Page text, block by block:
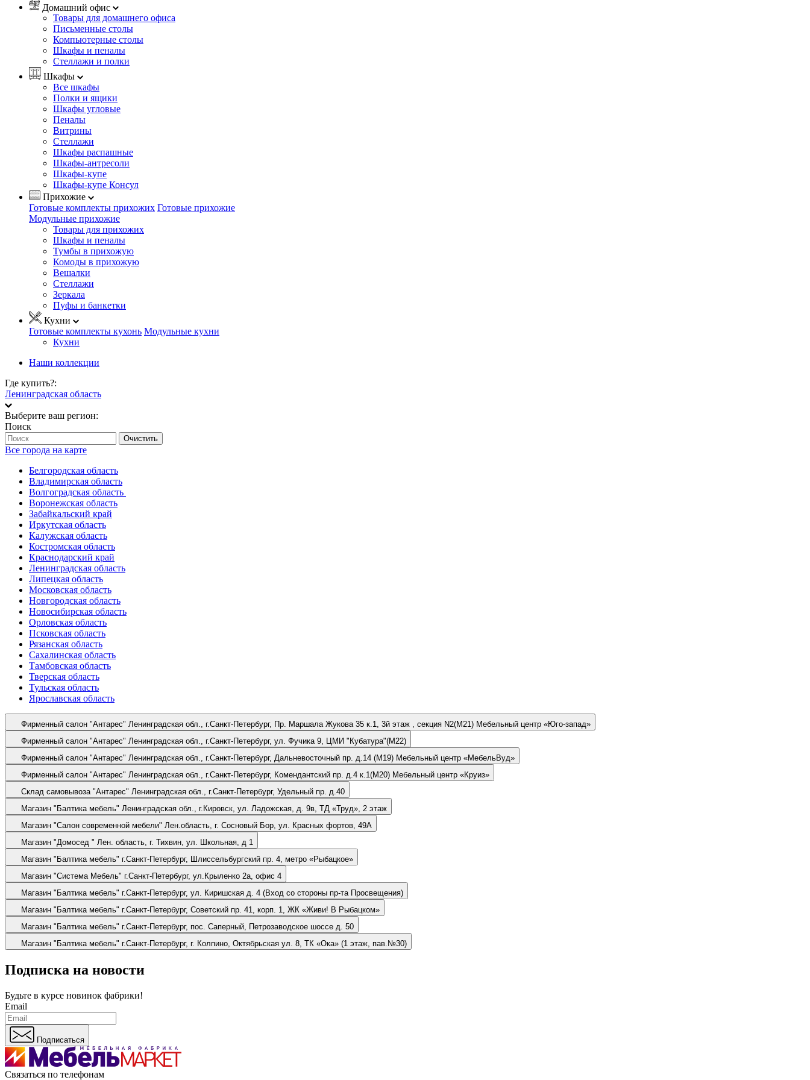
Домашний офис
Товары для домашнего офиса
Письменные столы
Компьютерные столы
Шкафы и пеналы
Стеллажи и полки
Шкафы
Все шкафы
Полки и ящики
Шкафы угловые
Пеналы
Витрины
Стеллажи
Шкафы распашные
Шкафы-антресоли
Шкафы-купе
Шкафы-купе Консул
Прихожие
Готовые комплекты прихожих Готовые прихожие
Модульные прихожие
Товары для прихожих
Шкафы и пеналы
Тумбы в прихожую
Комоды в прихожую
Вешалки
Стеллажи
Зеркала
Пуфы и банкетки
Кухни
Готовые комплекты кухонь Модульные кухни
Кухни
Наши коллекции
Где купить?:
Ленинградская область
Выберите ваш регион:
Поиск
Очистить
Все города на карте
Белгородская область
Владимирская область
Волгоградская область
Воронежская область
Забайкальский край
Иркутская область
Калужская область
Костромская область
Краснодарский край
Ленинградская область
Липецкая область
Московская область
Новгородская область
Новосибирская область
Орловская область
Псковская область
Рязанская область
Сахалинская область
Тамбовская область
Тверская область
Тульская область
Ярославская область
Фирменный салон "Антарес" Ленинградская обл., г.Санкт-Петербург, Пр. Маршала Жукова 35 к.1, 3й этаж , секция N2(М21) Мебельный центр «Юго-запад»
Фирменный салон "Антарес" Ленинградская обл., г.Санкт-Петербург, ул. Фучика 9, ЦМИ "Кубатура"(М22)
Фирменный салон "Антарес" Ленинградская обл., г.Санкт-Петербург, Дальневосточный пр. д.14 (М19) Мебельный центр «МебельВуд»
Фирменный салон "Антарес" Ленинградская обл., г.Санкт-Петербург, Комендантский пр. д.4 к.1(М20) Мебельный центр «Круиз»
Склад самовывоза "Антарес" Ленинградская обл., г.Санкт-Петербург, Удельный пр. д.40
Магазин "Балтика мебель" Ленинградская обл., г.Кировск, ул. Ладожская, д. 9в, ТД «Труд», 2 этаж
Магазин "Салон современной мебели" Лен.область, г. Сосновый Бор, ул. Красных фортов, 49А
Магазин "Домосед " Лен. область, г. Тихвин, ул. Школьная, д 1
Магазин "Балтика мебель" г.Санкт-Петербург, Шлиссельбургский пр. 4, метро «Рыбацкое»
Магазин "Система Мебель" г.Санкт-Петербург, ул.Крыленко 2а, офис 4
Магазин "Балтика мебель" г.Санкт-Петербург, ул. Киришская д. 4 (Вход со стороны пр-та Просвещения)
Магазин "Балтика мебель" г.Санкт-Петербург, Советский пр. 41, корп. 1, ЖК «Живи! В Рыбацком»
Магазин "Балтика мебель" г.Санкт-Петербург, пос. Саперный, Петрозаводское шоссе д. 50
Магазин "Балтика мебель" г.Санкт-Петербург, г. Колпино, Октябрьская ул. 8, ТК «Ока» (1 этаж, пав.№30)
Подписка на новости
Будьте в курсе новинок фабрики!
Email
Подписаться
Связаться по телефонам